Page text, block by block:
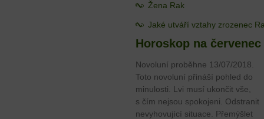
Žena Rak
Jaké utváří vztahy zrozenec
Horoskop na
Novoluní proběhne 13/07/2018.
Toto novoluní přináší pohled do
minulosti. Lvi musí ukončit vše,
s čím nejsou spokojeni. Odstranit
nevyhovující situace. Přemýšlet